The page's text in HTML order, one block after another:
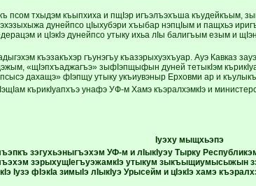
псом тхыдэм къыпхиха и пщIэр игъэлъэхъша къудейкъым,
дунейпсо цIыхубэри хъыбар нэпцIым и пащхьэ
и цIэкIэ дунейпсо утыку ихьа лIы балигъым езым и
къэзакъхэр гъунэгъу къазэрыхуэхъуар. Ауэ Кавказ
«щIэпхъаджагъэ» зыфIэпщыфын дуней тетыкIэм
дахащэ» фIэпщу утыку укъиувэныр Ерховми ар и
кърикIуапхъэ унафэ УФ-м Хамэ къэралхэмкIэ и
Iуэху мыщхьэпэ
зэгухьэныгъэхэм УФ-м и лIыкIуэу Тырку
зэрыхущIегъуэжамкIэ утыкум зыкъыщиумысыжын
Iузэ фIэкIа зимыIэ лIыкIуэ Урысейм и цIэкIэ хамэ